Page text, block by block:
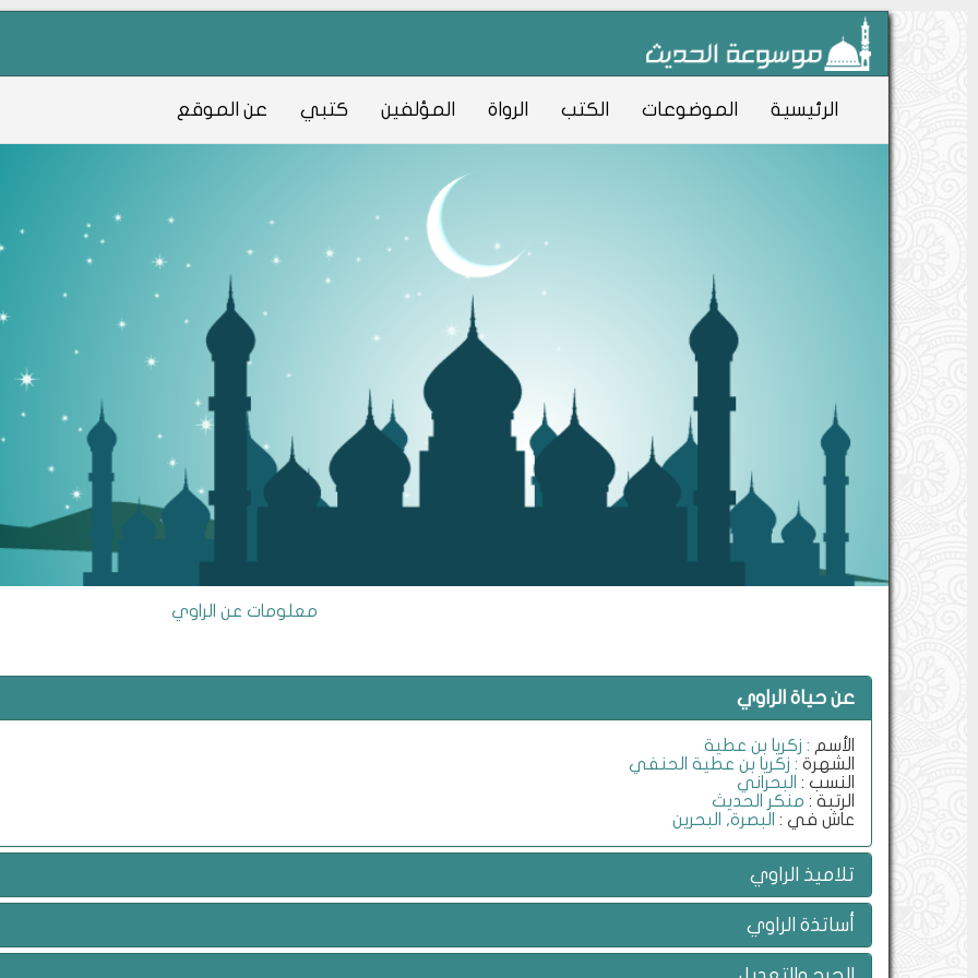
الرئيسية الموضوعات الكتب الرواة المؤلفين كتبي عن الموقع
معلومات عن الراوي
عن حياة الراوي
الأسم : زكريا بن عطية
الشهرة : زكريا بن عطية الحنفي
النسب : البحراني
الرتبة : منكر الحديث
عاش في : البصرة, البحرين
تلاميذ الراوي
أساتذة الراوي